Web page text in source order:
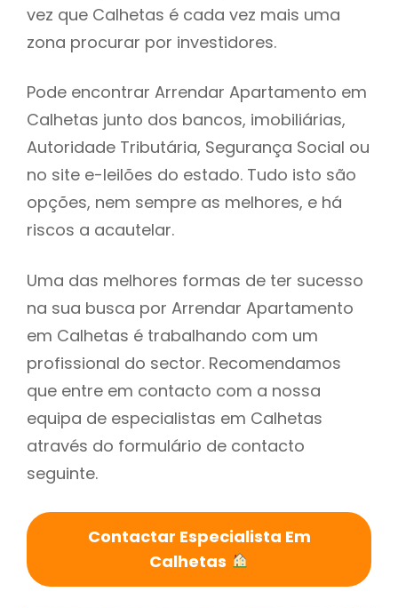
vez que Calhetas é cada vez mais uma
zona procurar por investidores.
Pode encontrar Arrendar Apartamento em
Calhetas junto dos bancos, imobiliárias,
Autoridade Tributária, Segurança Social ou
no site e-leilões do estado. Tudo isto são
opções, nem sempre as melhores, e há
riscos a acautelar.
Uma das melhores formas de ter sucesso
na sua busca por Arrendar Apartamento
em Calhetas é trabalhando com um
profissional do sector. Recomendamos
que entre em contacto com a nossa
equipa de especialistas em Calhetas
através do formulário de contacto
seguinte.
Contactar Especialista Em
Calhetas